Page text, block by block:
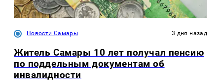
Новости Самары 3 дня назад
Житель Самары 10 лет получал пенсию
по поддельным документам об
инвалидности